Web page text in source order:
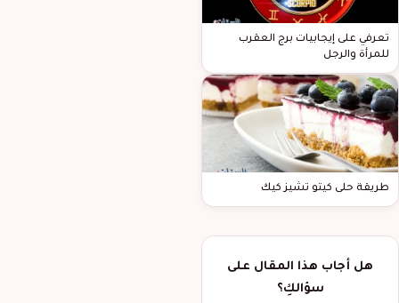
تعرفي على إيجابيات برج العقرب
للمرأة والرجل
طريقة حلى كيتو تشيز كيك
هل أجاب هذا المقال على
سؤالكِ؟